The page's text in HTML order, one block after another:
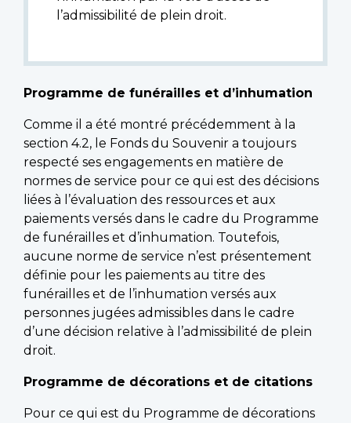
l’admissibilité de plein droit.
Programme de funérailles et d’inhumation
Comme il a été montré précédemment à la
section 4.2, le Fonds du Souvenir a toujours
respecté ses engagements en matière de
normes de service pour ce qui est des décisions
liées à l’évaluation des ressources et aux
paiements versés dans le cadre du Programme
de funérailles et d’inhumation. Toutefois,
aucune norme de service n’est présentement
définie pour les paiements au titre des
funérailles et de l’inhumation versés aux
personnes jugées admissibles dans le cadre
d’une décision relative à l’admissibilité de plein
droit.
Programme de décorations et de citations
Pour ce qui est du Programme de décorations